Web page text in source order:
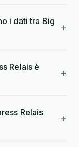
i dati tra Big
+
Relais è
+
Relais
+